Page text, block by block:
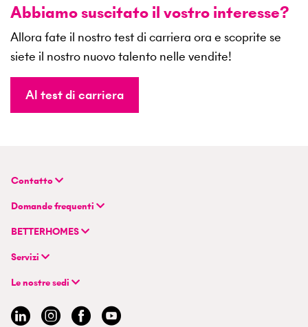
Abbiamo suscitato il vostro interesse?
Allora fate il nostro test di carriera ora e scoprite se
siete il nostro nuovo talento nelle vendite!
Al test di carriera
Contatto
BETTERHOMES (Svizzera) SA
Sede principale
Flurstrasse 55
info@betterhomes.ch
Domande frequenti
FAQ | Valutazione-della-proprietà
FAQ | Diventare un agente immobiliare
BETTERHOMES
Azienda
Esperienze di BETTERHOMES
Lavoro
Sedi
Servizi
Cercare immobili
Stima dei beni immobili
Guida immobiliare
Le nostre sedi
Argovia
Basilea